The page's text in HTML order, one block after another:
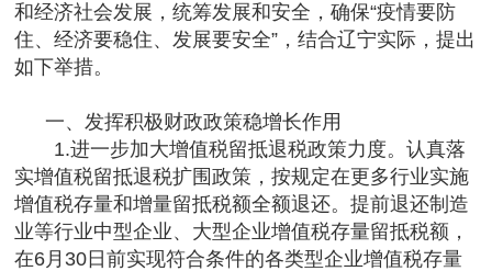
和经济社会发展，统筹发展和安全，确保“疫情要防
住、经济要稳住、发展要安全”，结合辽宁实际，提出
如下举措。
一、发挥积极财政政策稳增长作用
1.进一步加大增值税留抵退税政策力度。认真落
实增值税留抵退税扩围政策，按规定在更多行业实施
增值税存量和增量留抵税额全额退还。提前退还制造
业等行业中型企业、大型企业增值税存量留抵税额，
在6月30日前实现符合条件的各类型企业增值税存量